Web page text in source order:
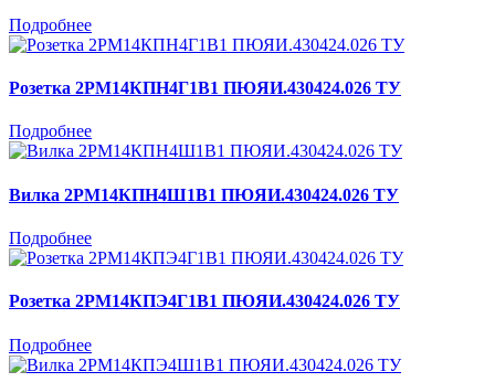
Подробнее
Розетка 2РМ14КПН4Г1В1 ПЮЯИ.430424.026 ТУ
Подробнее
Вилка 2РМ14КПН4Ш1В1 ПЮЯИ.430424.026 ТУ
Подробнее
Розетка 2РМ14КПЭ4Г1В1 ПЮЯИ.430424.026 ТУ
Подробнее